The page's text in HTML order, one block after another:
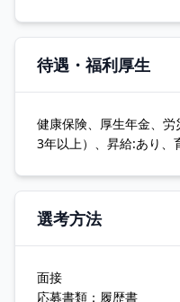
待遇・福利厚生
健康保険、厚生年金、
3年以上）、昇給:あり、
選考方法
面接
応募書類：履歴書